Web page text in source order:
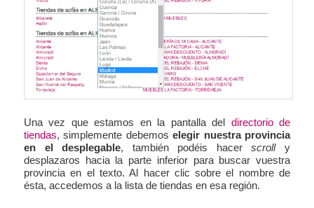
Una vez que estamos en la pantalla del directorio de
tiendas, simplemente debemoselegir nuestra provincia
en el desplegable, también podéis hacerscrolly
desplazaros hacia la parte inferior para buscar vuestra
provincia en el texto. Al hacer clic sobre el nombre de
ésta, accedemos a la lista de tiendas en esa región.